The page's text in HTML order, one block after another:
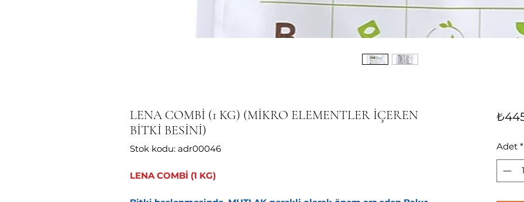
LENA COMBİ (1 KG) (MİKRO ELEMENTLER İÇEREN
BİTKİ BESİNİ)
Stok kodu: adr00046
LENA COMBİ (1 KG)
Adet *